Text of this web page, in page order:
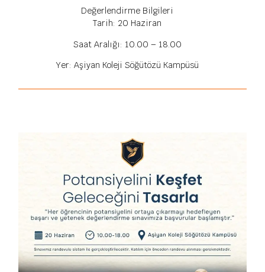
Değerlendirme Bilgileri
Tarih: 20 Haziran
Saat Aralığı: 10.00 – 18.00
Yer: Aşiyan Koleji Söğütözü Kampüsü